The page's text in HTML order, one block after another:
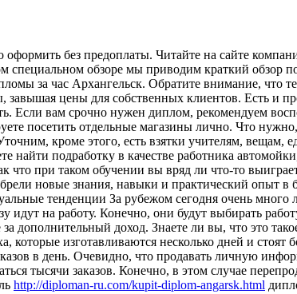
без предоплаты. Читайте на сайте
обзоре мы приводим краткий обзор
за час Архангельск. Обратите внимание, что
цены для собственных клиентов. Есть и
Если вам срочно нужен диплом, рекомендуем
посетить отдельные магазины лично. Что
кроме этого, есть взятки учителям, вещам,
найти подработку в качестве работника
что при таком обучении вы вряд ли что-то
новые знания, навыки и практический опыт в
тенденции За рубежом сегодня очень
на работу. Конечно, они будут выбирать
дополнительный доход. Знаете ли вы, что это
которые изготавливаются несколько дней и
в день. Очевидно, что продавать личную
тысячи заказов. Конечно, в этом случае
http://diploman-ru.com/kupit-diplom-angarsk.html